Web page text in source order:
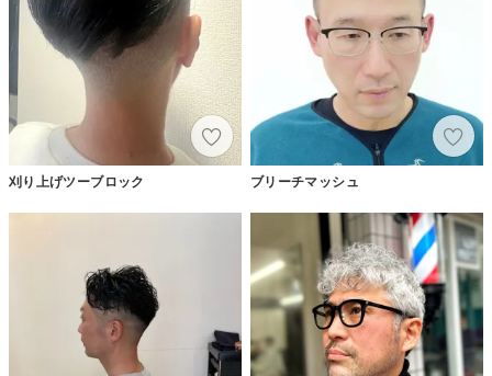
刈り上げツーブロック ブリーチマッシュ